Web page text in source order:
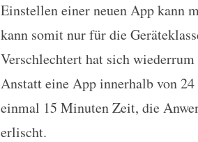
Einstellen einer neuen App kann
kann somit nur für die
Verschlechtert hat sich
Anstatt eine App innerhalb von 24
einmal 15 Minuten Zeit, die
erlischt.